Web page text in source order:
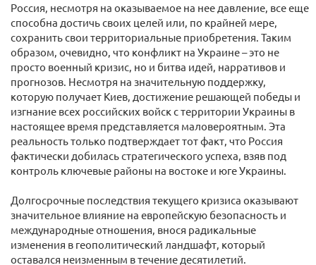
Россия, несмотря на оказываемое на нее давление, все еще
способна достичь своих целей или, по крайней мере,
сохранить свои территориальные приобретения. Таким
образом, очевидно, что конфликт на Украине – это не
просто военный кризис, но и битва идей, нарративов и
прогнозов. Несмотря на значительную поддержку,
которую получает Киев, достижение решающей победы и
изгнание всех российских войск с территории Украины в
настоящее время представляется маловероятным. Эта
реальность только подтверждает тот факт, что Россия
фактически добилась стратегического успеха, взяв под
контроль ключевые районы на востоке и юге Украины.
Долгосрочные последствия текущего кризиса оказывают
значительное влияние на европейскую безопасность и
международные отношения, внося радикальные
изменения в геополитический ландшафт, который
оставался неизменным в течение десятилетий.